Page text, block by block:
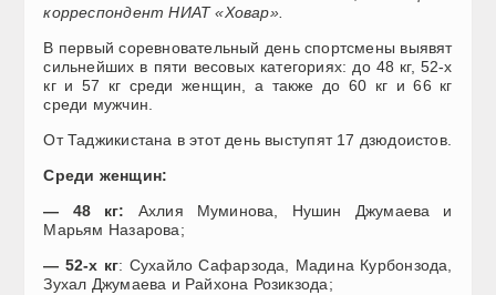
корреспондент НИАТ «Ховар».
В первый соревновательный день спортсмены выявят
сильнейших в пяти весовых категориях: до 48 кг, 52-х
кг и 57 кг среди женщин, а также до 60 кг и 66 кг
среди мужчин.
От Таджикистана в этот день выступят 17 дзюдоистов.
Среди женщин:
— 48 кг:
Ахлия Муминова, Нушин Джумаева и
Марьям Назарова;
— 52-х кг: Сухайло Сафарзода, Мадина Курбонзода,
Зухал Джумаева и Райхона Розикзода;